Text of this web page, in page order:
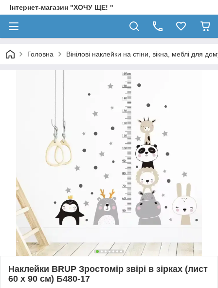
Інтернет-магазин "ХОЧУ ЩЕ! "
Головна Вінілові наклейки на стіни, вікна, меблі для
Наклейки BRUP Зростомір звірі в зірках (лист
60 х 90 см) Б480-17